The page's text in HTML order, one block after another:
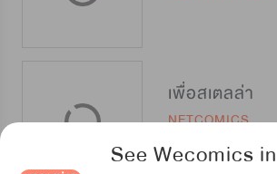
See Wecomics
เพื่อสเตลล่า
NETCOMICS